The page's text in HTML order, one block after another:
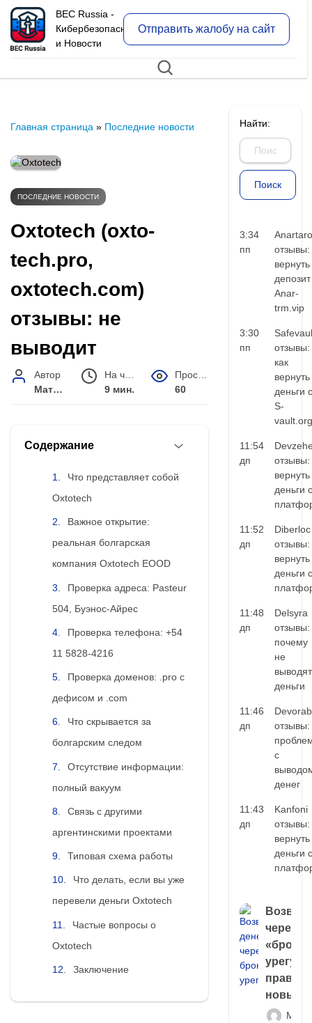
BEC Russia -
Кибербезопасность
и Новости
Отправить жалобу на сайт
Главная страница » Последние новости
ПОСЛЕДНИЕ НОВОСТИ
Oxtotech (oxto-
tech.pro,
oxtotech.com)
отзывы: не
выводит
Автор
Матвей Иванов
9 мин.
60
Содержание
Что представляет собой
Oxtotech
Важное открытие:
реальная болгарская
компания Oxtotech EOOD
Проверка адреса: Pasteur
504, Буэнос-Айрес
Проверка телефона: +54
11 5828-4216
Проверка доменов: .pro с
дефисом и .com
Что скрывается за
болгарским следом
Отсутствие информации:
полный вакуум
Связь с другими
аргентинскими проектами
Типовая схема работы
Что делать, если вы уже
перевели деньги Oxtotech
Частые вопросы о
Oxtotech
Заключение
Найти:
3:34
пп
отзывы:
вернуть
Anar-
trm.vip
3:30
пп
отзывы:
как
вернуть
деньги с
S-
vault.org
11:54
дп
отзывы:
вернуть
деньги с
11:52
дп
Diberloc
отзывы:
вернуть
деньги с
11:48
дп
Delsyra
отзывы:
почему
не
выводят
деньги
11:46
дп
отзывы:
с
денег
11:43
дп
Kanfoni
отзывы:
вернуть
деньги с
через
правда
новый